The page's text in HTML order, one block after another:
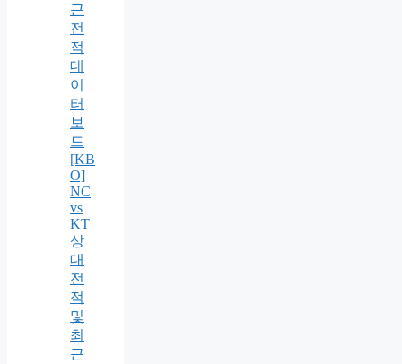
근
전
적
데
이
터
보
드
[KB
O]
NC
vs
KT
상
대
전
적
및
최
근